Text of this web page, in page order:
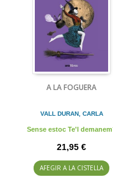
A LA FOGUERA
VALL DURAN, CARLA
Sense estoc Te'l
21,95 €
AFEGIR A LA CISTELLA